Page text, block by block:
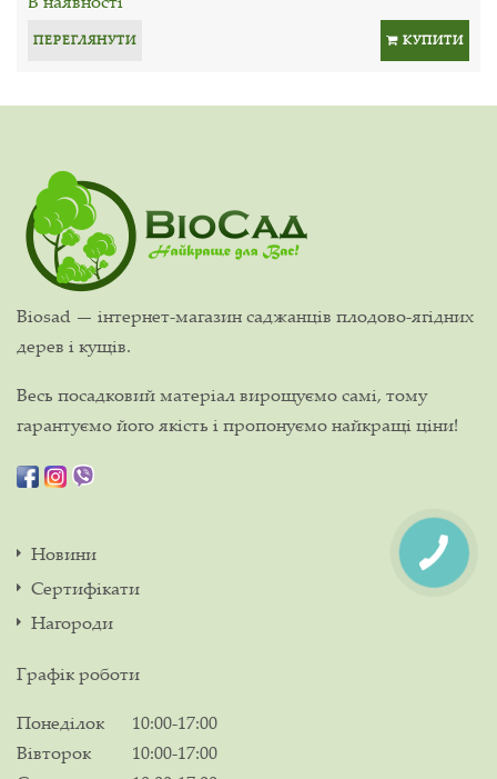
ПЕРЕГЛЯНУТИ КУПИТИ
Biosad — інтернет-магазин саджанців плодово-ягідних
дерев і кущів.
Весь посадковий матеріал вирощуємо самі, тому
гарантуємо його якість і пропонуємо найкращі ціни!
Новини
Сертифікати
Нагороди
Графік роботи
Понеділок
10:00-17:00
Вівторок
10:00-17:00